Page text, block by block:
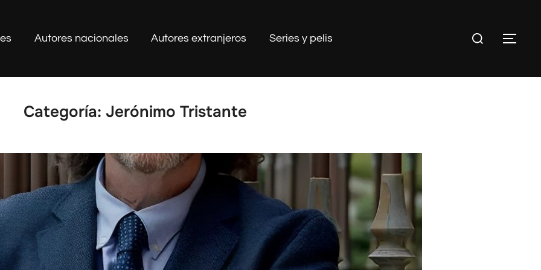
Autores nacionales Autores extranjeros Series y pelis
Buscar:
Categoría: Jerónimo Tristante